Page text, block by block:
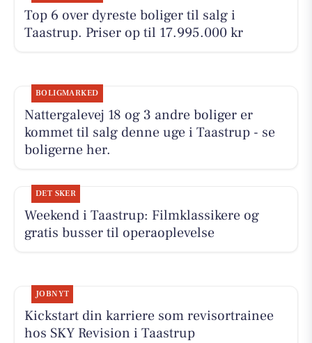
Top 6 over dyreste boliger til salg i
Taastrup. Priser op til 17.995.000 kr
BOLIGMARKED
Nattergalevej 18 og 3 andre boliger er
kommet til salg denne uge i Taastrup - se
boligerne her.
DET SKER
Weekend i Taastrup: Filmklassikere og
gratis busser til operaoplevelse
JOBNYT
Kickstart din karriere som revisortrainee
hos SKY Revision i Taastrup